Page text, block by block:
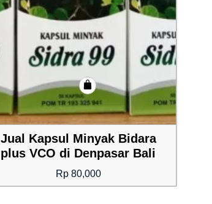
Jual Kapsul Minyak Bidara
plus VCO di Denpasar Bali
Rp80,000